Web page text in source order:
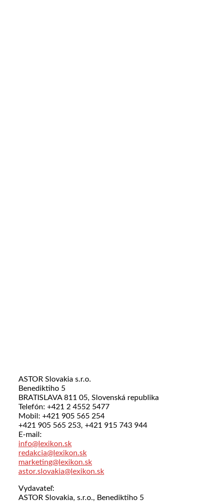
ASTOR Slovakia s.r.o.
Benediktiho 5
BRATISLAVA 811 05, Slovenská republika
Telefón: +421 2 4552 5477
Mobil: +421 905 565 254
+421 905 565 253, +421 915 743 944
E-mail:
info@lexikon.sk
redakcia@lexikon.sk
marketing@lexikon.sk
astor.slovakia@lexikon.sk
Vydavateľ:
ASTOR Slovakia, s.r.o., Benediktiho 5